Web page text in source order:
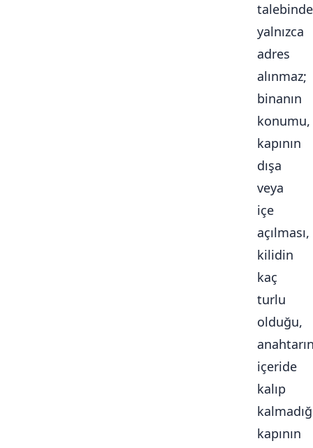
talebinde
yalnızca
adres
alınmaz;
binanın
konumu,
kapının
dışa
veya
içe
açılması,
kilidin
kaç
turlu
olduğu,
içeride
kalıp
kapının